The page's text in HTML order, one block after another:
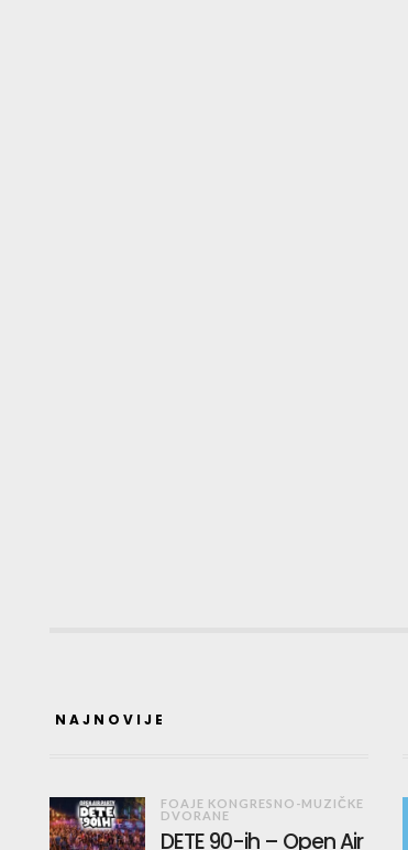
NAJNOVIJE
FOAJE KONGRESNO-MUZIČKE
DVORANE
DETE 90-ih – Open Air